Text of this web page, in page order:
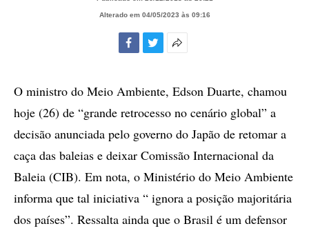
Alterado em 04/05/2023 às 09:16
compartilhamento
O ministro do Meio Ambiente, Edson Duarte, chamou
hoje (26) de “grande retrocesso no cenário global” a
decisão anunciada pelo governo do Japão de retomar a
caça das baleias e deixar Comissão Internacional da
Baleia (CIB). Em nota, o Ministério do Meio Ambiente
informa que tal iniciativa “ ignora a posição majoritária
dos países”. Ressalta ainda que o Brasil é um defensor